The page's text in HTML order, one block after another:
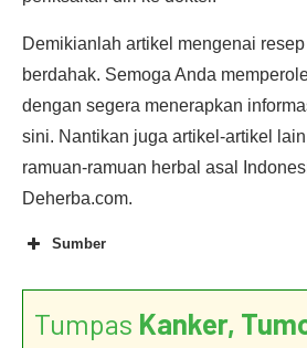
Demikianlah artikel mengenai
berdahak. Semoga Anda
dengan segera menerapkan
sini. Nantikan juga artikel-artikel
ramuan-ramuan herbal asal
Deherba.com.
Sumber
Tumpas Kanker,